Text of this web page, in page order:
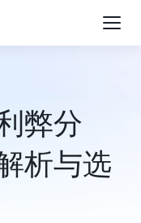
弊分
析与选